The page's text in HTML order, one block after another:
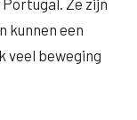
Ze zijn
kunnen een
veel beweging